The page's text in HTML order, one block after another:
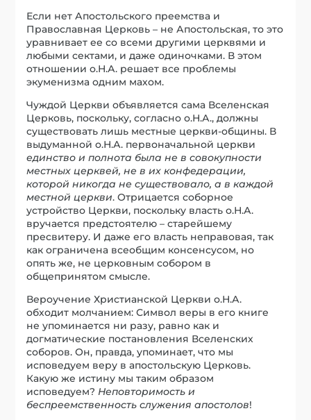
Если нет Апостольского преемства и
Православная Церковь – не Апостольская, то это
уравнивает ее со всеми другими церквями и
любыми сектами, и даже одиночками. В этом
отношении о.Н.А. решает все проблемы
экуменизма одним махом.
Чуждой Церкви объявляется сама Вселенская
Церковь, поскольку, согласно о.Н.А., должны
существовать лишь местные церкви-общины. В
выдуманной о.Н.А. первоначальной церкви
единство и полнота была не в совокупности
местных церквей, не в их конфедерации,
которой никогда не существовало, а в каждой
местной церкви. Отрицается соборное
устройство Церкви, поскольку власть о.Н.А.
вручается предстоятелю – старейшему
пресвитеру. И даже его власть неправовая, так
как ограничена всеобщим консенсусом, но
опять же, не церковным собором в
общепринятом смысле.
Вероучение Христианской Церкви о.Н.А.
обходит молчанием: Символ веры в его книге
не упоминается ни разу, равно как и
догматические постановления Вселенских
соборов. Он, правда, упоминает, что мы
исповедуем веру в апостольскую Церковь.
Какую же истину мы таким образом
исповедуем? Неповторимость и
беспреемственность служения апостолов!